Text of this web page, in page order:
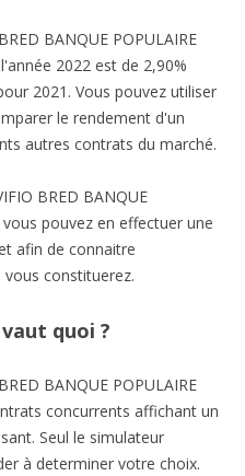
BANQUE POPULAIRE
2022 est de 2,90%
2021. Vous pouvez utiliser
le rendement d'un
autres contrats du marché.
BRED BANQUE
pouvez en effectuer une
afin de connaitre
constituerez.
quoi ?
BANQUE POPULAIRE
concurrents affichant un
Seul le simulateur
à determiner votre choix.